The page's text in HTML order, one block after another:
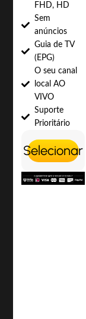
FHD, HD
Sem
anúncios
Guia de TV
(EPG)
O seu canal
local AO
VIVO
Suporte
Prioritário
Selecionar